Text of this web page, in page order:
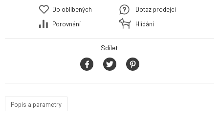
Do oblíbených
Porovnání
Dotaz prodejci
Hlídání
Sdílet
Popis a parametry